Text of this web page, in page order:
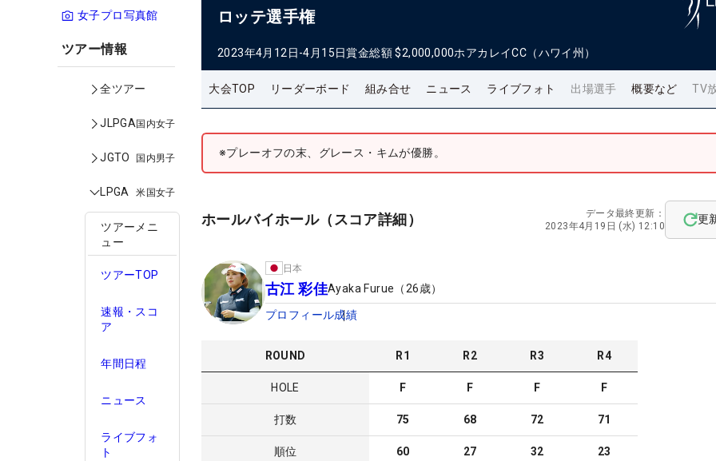
女子プロ写真館
ツアー情報
全ツアー
JLPGA国内女子
JGTO 国内男子
LPGA 米国女子
ツアーメニ
ュー
ツアーTOP
速報・スコ
ア
年間日程
ニュース
ライブフォ
ト
ロッテ選手権
2023年4月12日-4月15日賞金総額 $2,000,000ホアカレイCC（ハワイ州）
大会TOP リーダーボード 組み合せ ニュース ライブフォト 出場選手 概要など TV
※プレーオフの末、グレース・キムが優勝。
ホールバイホール（スコア詳細）
データ最終更新：
2023年4月19日 (水) 12:10
更
日本
古江 彩佳Ayaka Furue （26歳）
プロフィール成績
ROUND R1 R2 R3 R4
HOLE F F F F
打数 75 68 72 71
順位 60 27 32 23